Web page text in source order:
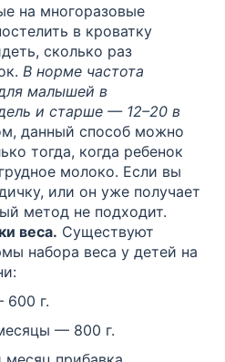
на многоразовые
в кроватку
сколько раз
В норме частота
малышей в
и старше — 12–20 в
данный способ можно
тогда, когда ребенок
молоко. Если вы
или он уже получает
метод не подходит.
веса. Существуют
набора веса у детей на
600 г.
— 800 г.